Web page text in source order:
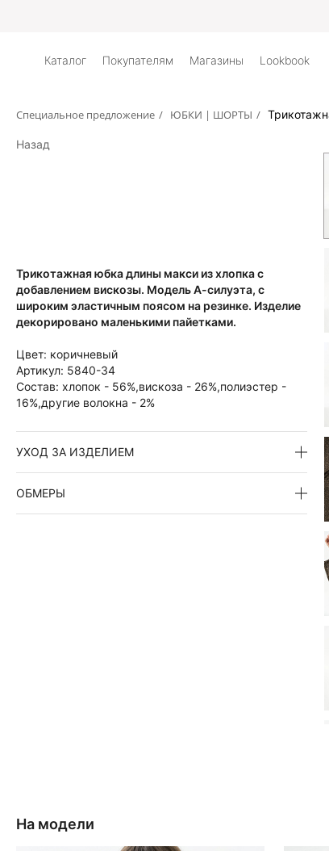
Каталог Покупателям Магазины Lookbook
Специальное предложение / ЮБКИ | ШОРТЫ /
Назад
Трикотажная юбка длины макси из хлопка с
добавлением вискозы. Модель А-силуэта, с
широким эластичным поясом на резинке. Изделие
декорировано маленькими пайетками.
Цвет: коричневый
Артикул: 5840-34
Состав: хлопок - 56%,вискоза - 26%,полиэстер -
16%,другие волокна - 2%
УХОД ЗА ИЗДЕЛИЕМ
ОБМЕРЫ
На модели